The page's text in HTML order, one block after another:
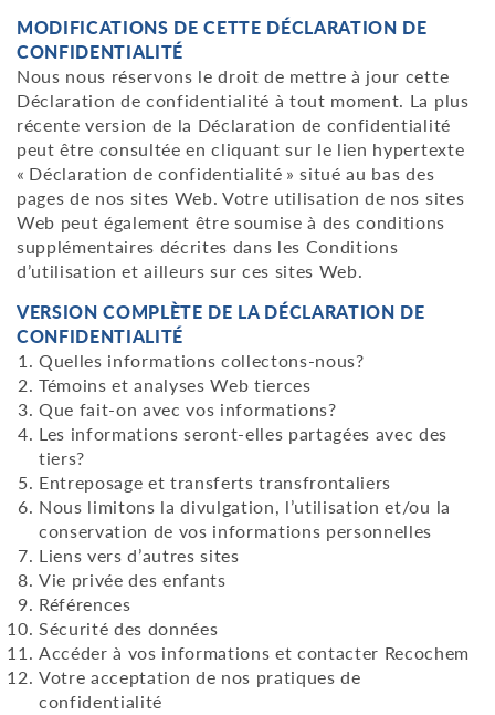
MODIFICATIONS DE CETTE DÉCLARATION DE
CONFIDENTIALITÉ
Nous nous réservons le droit de mettre à jour cette
Déclaration de confidentialité à tout moment. La plus
récente version de la Déclaration de confidentialité
peut être consultée en cliquant sur le lien hypertexte
« Déclaration de confidentialité » situé au bas des
pages de nos sites Web. Votre utilisation de nos sites
Web peut également être soumise à des conditions
supplémentaires décrites dans les Conditions
d’utilisation et ailleurs sur ces sites Web.
VERSION COMPLÈTE DE LA DÉCLARATION DE
CONFIDENTIALITÉ
Quelles informations collectons-nous?
Témoins et analyses Web tierces
Que fait-on avec vos informations?
Les informations seront-elles partagées avec des
tiers?
Entreposage et transferts transfrontaliers
Nous limitons la divulgation, l’utilisation et/ou la
conservation de vos informations personnelles
Liens vers d’autres sites
Vie privée des enfants
Références
Sécurité des données
Accéder à vos informations et contacter Recochem
Votre acceptation de nos pratiques de
confidentialité